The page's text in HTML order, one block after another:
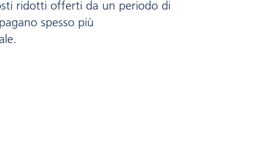
ridotti offerti da un periodo di
spesso più